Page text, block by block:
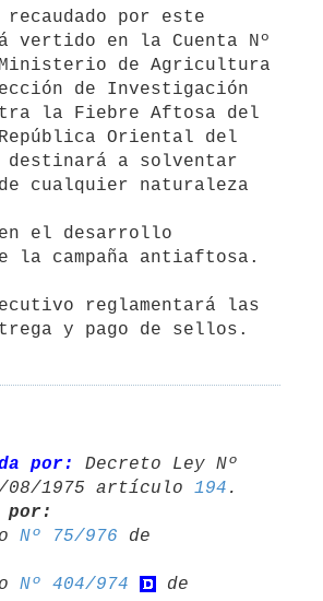
vertido en la Cuenta Nº
de Agricultura
de Investigación
la Fiebre Aftosa del
Oriental del
destinará a solventar
cualquier naturaleza
el desarrollo
la campaña antiaftosa.
por:
Decreto Ley Nº
08/1975 artículo 194
por:
Nº 75/976 de
Nº 404/974
de